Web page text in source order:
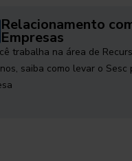
Relacionamento
Empresas
trabalha na área de
saiba como levar o Sesc